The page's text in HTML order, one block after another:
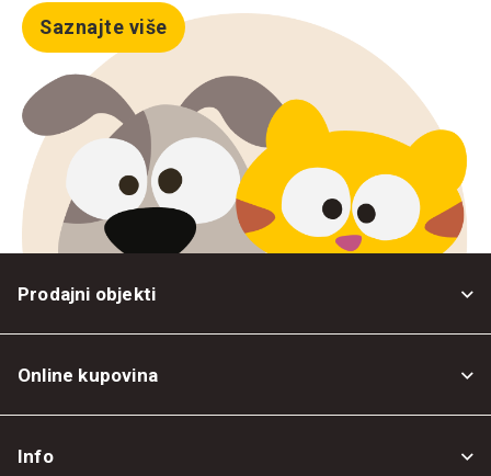
Saznajte više
Prodajni objekti
Online kupovina
Info